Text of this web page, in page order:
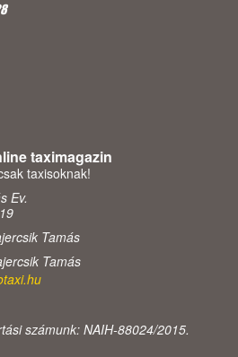
taximagazin
taxisoknak!
Ev.
Tamás
Tamás
számunk: NAIH-88024/2015.